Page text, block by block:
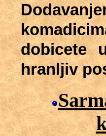
dobicete
hranljiv